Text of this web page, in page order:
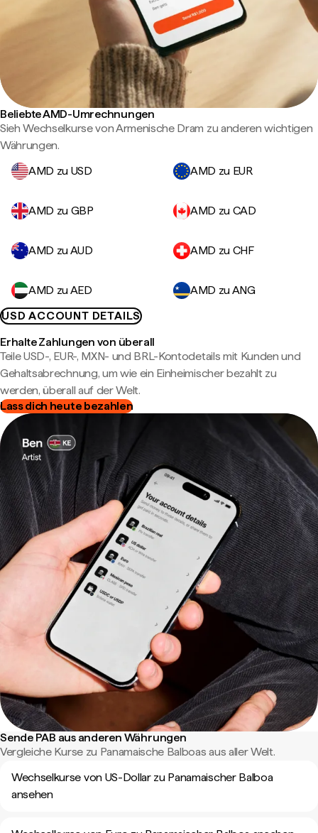
Beliebte AMD-Umrechnungen
Sieh Wechselkurse von Armenische Dram zu anderen wichtigen
Währungen.
AMD zu USD
AMD zu EUR
AMD zu GBP AMD zu CAD
AMD zu AUD AMD zu CHF
AMD zu AED
AMD zu ANG
USD ACCOUNT DETAILS
Erhalte Zahlungen von überall
Teile USD-, EUR-, MXN- und BRL-Kontodetails mit Kunden und
Gehaltsabrechnung, um wie ein Einheimischer bezahlt zu
werden, überall auf der Welt.
Lass dich heute bezahlen
Sende PAB aus anderen Währungen
Vergleiche Kurse zu Panamaische Balboas aus aller Welt.
Wechselkurse von US-Dollar zu Panamaischer Balboa
ansehen